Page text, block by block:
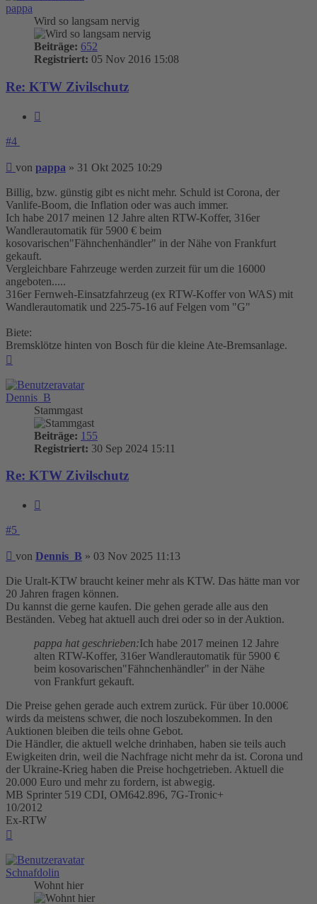
pappa
Wird so langsam nervig
Beiträge: 652
Registriert: 05 Nov 2016 15:08
Re: KTW Zivilschutz
#4
Beitrag
von pappa » 31 Okt 2025 10:29
Billig, bzw. günstig gibt es nicht mehr. Schuld ist Corona, der
Vanlife-Boom, die Inflation oder was auch immer.
Ich habe 2017 meinen 12 Jahre alten RTW-Koffer, 316er
Wandlerautomatik für 5900 € beim
kosovarischen"Fähnchenhändler" in der Nähe von Frankfurt
gekauft.
Vergleichbare Fahrzeuge werden zurzeit für um die 16000
angeboten.....
316er Fernweh-Einsatzfahrzeug (ex RTW-Koffer von WAS) mit
Wandlerautomatik und 225-75-16 auf Felgen vom "G"
Biete:
Bremsklötze hinten von Bosch für die kleine Ate-Bremsanlage.
Dennis_B
Stammgast
Beiträge: 155
Registriert: 30 Sep 2024 15:11
Re: KTW Zivilschutz
#5
Beitrag
von Dennis_B » 03 Nov 2025 11:13
Die Uralt-KTW braucht keiner mehr als KTW. Das hätte man vor
20 Jahren fragen können.
Du kannst die gerne kaufen. Die gehen gerade alle aus den
Beständen. Vebeg hat aktuell auch drei oder so in der Auktion.
pappa hat geschrieben:Ich habe 2017 meinen 12 Jahre
alten RTW-Koffer, 316er Wandlerautomatik für 5900 €
beim kosovarischen"Fähnchenhändler" in der Nähe
von Frankfurt gekauft.
Die Preise gehen gerade auch extrem zurück. Für über 10.000€
wirds da meistens schwer, die noch loszubekommen. In den
Auktionen bleiben die teils ohne Gebot.
Die Händler, die aktuell welche drinhaben, haben sie teils auch
Ewigkeiten drin, weil die Nachfrage nicht mehr da ist. Corona und
der Ukraine-Krieg haben die Preise hochgetrieben. Aktuell die
20.000 Euro und mehr zu fordern, ist abwegig.
MB Sprinter 519 CDI, OM642.896, 7G-Tronic+
10/2012
Ex-RTW
Schnafdolin
Wohnt hier